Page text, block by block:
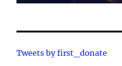
Tweets by first_donate